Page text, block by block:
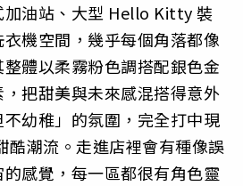
加油站、大型 Hello Kitty 裝
機空間，幾乎每個角落都像
體以柔霧粉色調搭配銀色金
把甜美與未來感混搭得意外
幼稚」的氛圍，完全打中現
酷潮流。走進店裡會有種像誤
感覺，每一區都很有角色靈